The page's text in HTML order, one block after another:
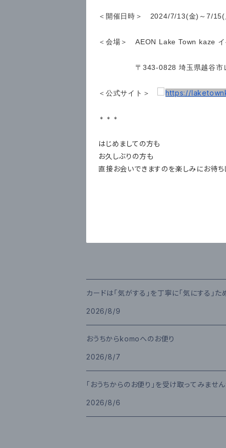
＜開催日時＞ 2024/7/13(金)～7/15(
＜会場＞ AEON Lake Town kaze イ
〒343-0828 埼玉県越谷市レ
＜公式サイト＞ https://
＊＊＊
はじめましての方も
お久しぶりの方も
直接お会いできますのを楽しみにお待ち
カードは「気がする」を丁寧に「気にする」た
2026/8/9
おうちからkomoへのお便り
2026/8/7
「おうちからのお便り」を受け取ってみません
2026/8/6